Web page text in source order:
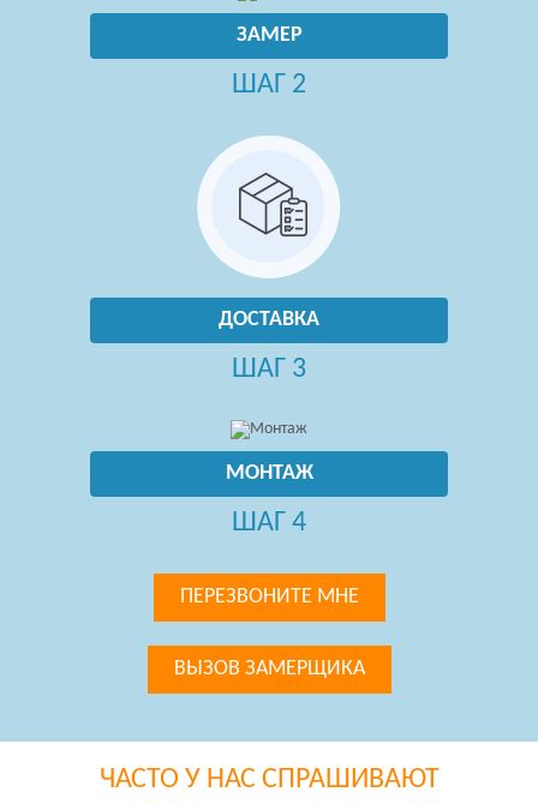
ЗАМЕР
ШАГ 2
ДОСТАВКА
ШАГ 3
МОНТАЖ
ШАГ 4
ПЕРЕЗВОНИТЕ МНЕ
ВЫЗОВ ЗАМЕРЩИКА
ЧАСТО У НАС СПРАШИВАЮТ